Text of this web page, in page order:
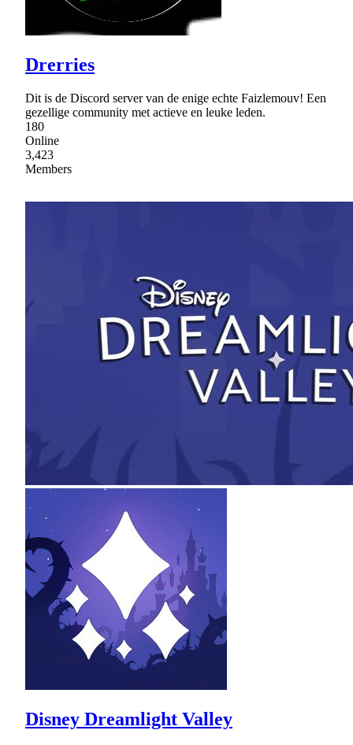
Drerries
Dit is de Discord server van de enige echte Faizlemouv! Een
gezellige community met actieve en leuke leden.
180
Online
3,423
Members
Disney Dreamlight Valley